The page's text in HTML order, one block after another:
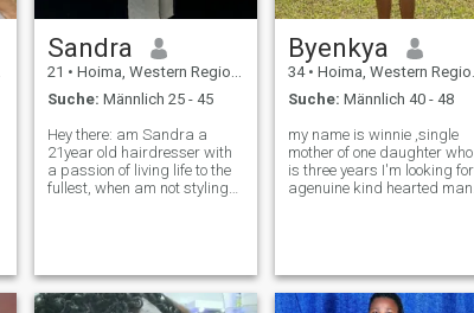
Sandra
21 • Hoima, Western Region, Uganda
Suche: Männlich 25 - 45
Hey there: am Sandra a
21year old hairdresser with
a passion of living life to the
fullest, when am not styling
everything to me and am
looking
Byenkya
34 • Hoima, Western Region, Uganda
Suche: Männlich 40 - 48
my name is winnie ,single
mother of one daughter who
is three years I'm looking for
agenuine kind hearted man
reading if,you are,their
looking f